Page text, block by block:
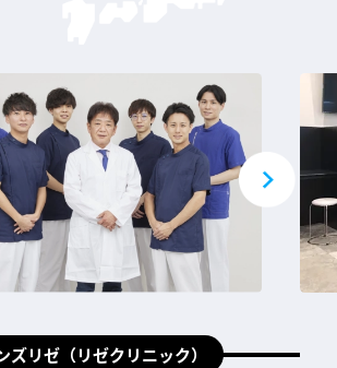
ズリゼ（リゼクリニック）